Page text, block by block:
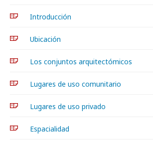
Introducción
Ubicación
Los conjuntos arquitectómicos
Lugares de uso comunitario
Lugares de uso privado
Espacialidad